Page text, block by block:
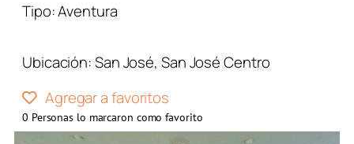
Tipo:Aventura
Ubicación:San José, San José Centro
Agregar a favoritos
0 Personas lo marcaron como favorito